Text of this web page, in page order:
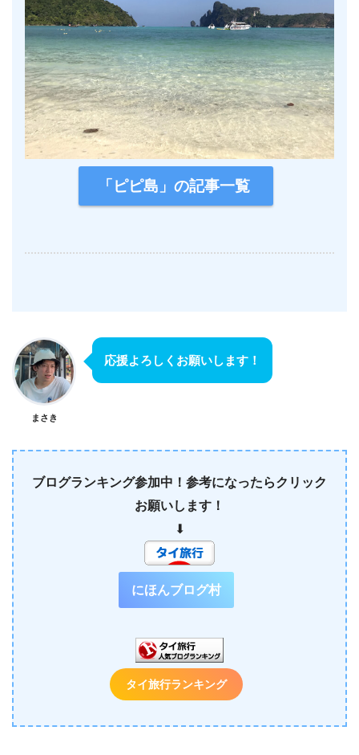
「ピピ島」の記事一覧
まさき
応援よろしくお願いします！
ブログランキング参加中！参考になったらクリック
お願いします！
⬇︎
にほんブログ村
タイ旅行ランキング